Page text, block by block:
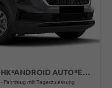
SELECTION 1.5 TSI DSG AHK*ANDROID AUTO*EASYOPEN*ACC*SHZ*KAMERA*KEYLESS*PDC V/H*KLIMAAUTO*SUNSET*LED
Fahrzeug mit Tageszulassung